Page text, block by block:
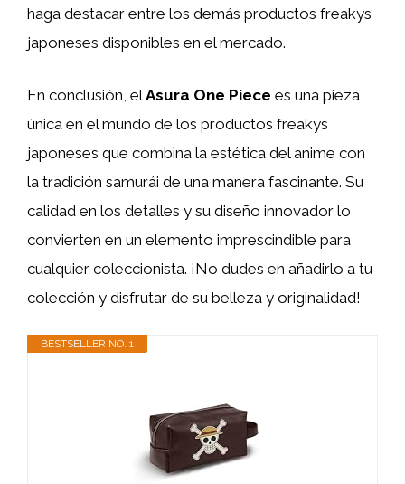
haga destacar entre los demás productos freakys
japoneses disponibles en el mercado.
En conclusión, elAsura One Piece es una pieza
única en el mundo de los productos freakys
japoneses que combina la estética del anime con
la tradición samurái de una manera fascinante. Su
calidad en los detalles y su diseño innovador lo
convierten en un elemento imprescindible para
cualquier coleccionista. ¡No dudes en añadirlo a tu
colección y disfrutar de su belleza y originalidad!
BESTSELLER NO. 1